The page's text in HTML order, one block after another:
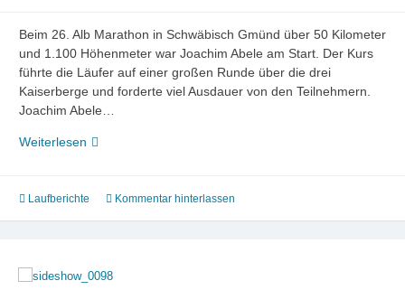
Beim 26. Alb Marathon in Schwäbisch Gmünd über 50 Kilometer
und 1.100 Höhenmeter war Joachim Abele am Start. Der Kurs
führte die Läufer auf einer großen Runde über die drei
Kaiserberge und forderte viel Ausdauer von den Teilnehmern.
Joachim Abele…
Weiterlesen Joachim
Alb-
Laufberichte Kommentar hinterlassen